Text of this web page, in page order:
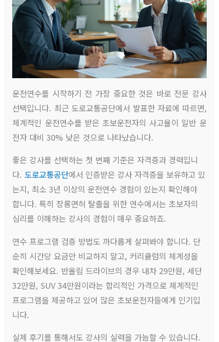
운전연수를 시작하기 전 가장 중요한 것은 바로 전문 강사
선택입니다. 최근 도로교통공단에서 발표한 자료에 따르면,
체계적인 운전연수를 받은 초보운전자의 사고율이 일반 운
전자 대비 30% 낮은 것으로 나타났습니다.
좋은 강사를 선택하는 첫 번째 기준은 자격증과 경력입니
다. 도로교통공단에서 인증받은 강사 자격증을 보유하고 있
는지, 최소 3년 이상의 운전연수 경험이 있는지 확인해야
합니다. 특히 장롱면허 탈출을 위한 연수에서는 초보자의
심리를 이해하는 강사의 경험이 매우 중요하죠.
연수 프로그램 검증 방법도 까다롭게 살펴봐야 합니다. 단
순히 시간당 요금만 비교하지 말고, 커리큘럼의 체계성을
확인해보세요. 반올림 드라이브의 경우 내차 29만원, 세단
32만원, SUV 34만원이라는 합리적인 가격으로 체계적인
프로그램을 제공하고 있어 많은 초보운전자들에게 인기입
니다.
실제 후기를 통해서도 강사의 실력을 가늠할 수 있습니다.